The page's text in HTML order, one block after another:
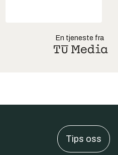
En tjeneste fra
Tips oss